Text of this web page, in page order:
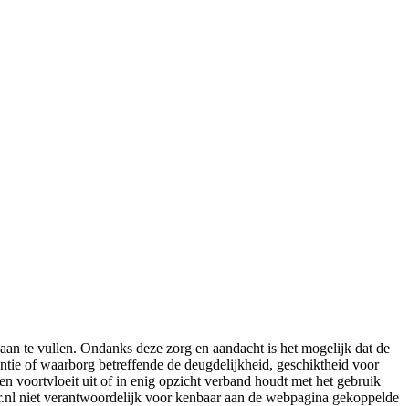
te vullen. Ondanks deze zorg en aandacht is het mogelijk dat de
of waarborg betreffende de deugdelijkheid, geschiktheid voor
voortvloeit uit of in enig opzicht verband houdt met het gebruik
niet verantwoordelijk voor kenbaar aan de webpagina gekoppelde